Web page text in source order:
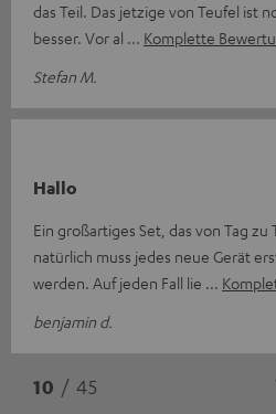
das Teil. Das jetzige von Teufel ist
besser. Vor al
Komplette
Stefan M.
Hallo
Ein großartiges Set, das von Tag zu
natürlich muss jedes neue Gerät
werden. Auf jeden Fall lie
benjamin d.
10 / 45